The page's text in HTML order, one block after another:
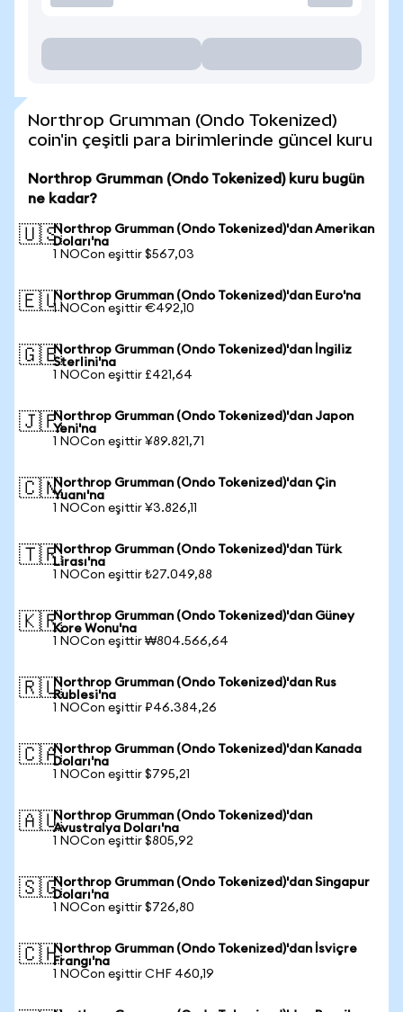
Northrop Grumman (Ondo Tokenized)
coin'in çeşitli para birimlerinde güncel kuru
Northrop Grumman (Ondo Tokenized) kuru bugün
ne kadar?
🇺🇸Northrop Grumman (Ondo Tokenized)'dan Amerikan
Doları'na
1 NOCon eşittir $567,03
🇪🇺Northrop Grumman (Ondo Tokenized)'dan Euro'na
1 NOCon eşittir €492,10
🇬🇧Northrop Grumman (Ondo Tokenized)'dan İngiliz
Sterlini'na
1 NOCon eşittir £421,64
🇯🇵Northrop Grumman (Ondo Tokenized)'dan Japon
Yeni'na
1 NOCon eşittir ¥89.821,71
🇨🇳Northrop Grumman (Ondo Tokenized)'dan Çin
Yuanı'na
1 NOCon eşittir ¥3.826,11
🇹🇷Northrop Grumman (Ondo Tokenized)'dan Türk
Lirası'na
1 NOCon eşittir ₺27.049,88
🇰🇷Northrop Grumman (Ondo Tokenized)'dan Güney
Kore Wonu'na
1 NOCon eşittir ₩804.566,64
🇷🇺Northrop Grumman (Ondo Tokenized)'dan Rus
Rublesi'na
1 NOCon eşittir ₽46.384,26
🇨🇦Northrop Grumman (Ondo Tokenized)'dan Kanada
Doları'na
1 NOCon eşittir $795,21
🇦🇺Northrop Grumman (Ondo Tokenized)'dan
Avustralya Doları'na
1 NOCon eşittir $805,92
🇸🇬Northrop Grumman (Ondo Tokenized)'dan Singapur
Doları'na
1 NOCon eşittir $726,80
🇨🇭Northrop Grumman (Ondo Tokenized)'dan İsviçre
Frangı'na
1 NOCon eşittir CHF 460,19